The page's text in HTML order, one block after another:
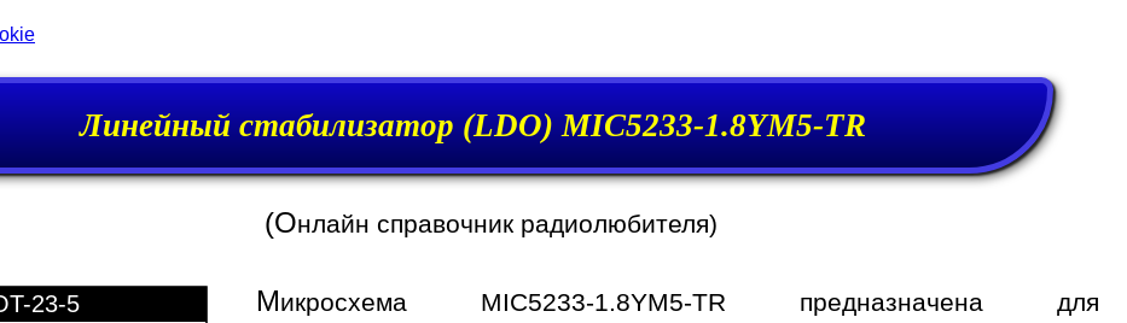
Линейный стабилизатор (LDO) MIC5233-1.8YM5-TR
(Онлайн справочник радиолюбителя)
23-5 Микросхема MIC5233-1.8YM5-TR предназначена для